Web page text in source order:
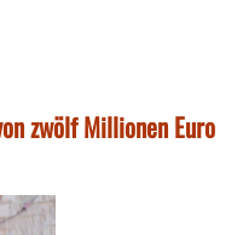
zwölf Millionen Euro